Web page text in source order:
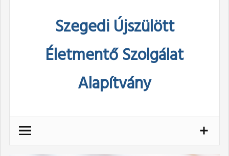
Szegedi Újszülött
Életmentő Szolgálat
Alapítvány